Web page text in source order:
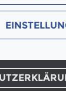
un­se­re
Unser
nun